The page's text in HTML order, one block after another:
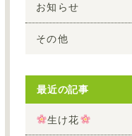
お知らせ
その他
最近の記事
生け花